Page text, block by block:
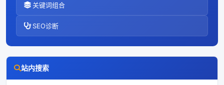
关键词组合
SEO诊断
站内搜索